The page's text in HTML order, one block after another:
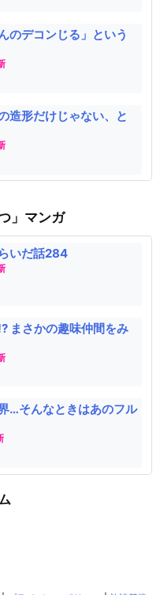
のデコンじる」という
造形だけじゃない、と
」マンガ
いだ話284
まさかの趣味仲間をみ
…そんなときはあのフル